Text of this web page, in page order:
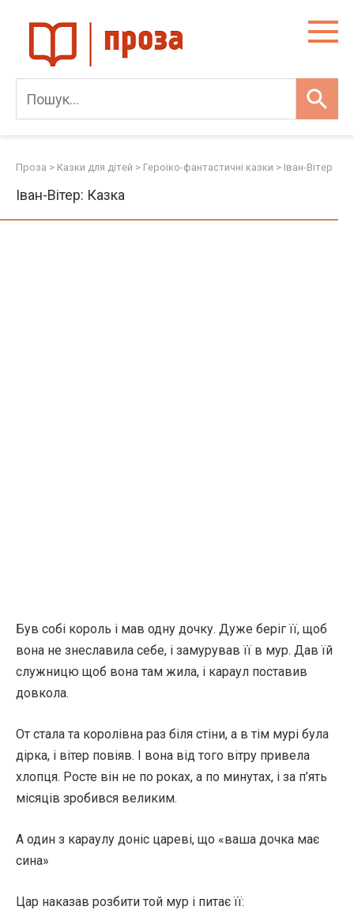
content
Проза > Казки для дітей > Героїко-фантастичні казки > Іван-Вітер
Іван-Вітер: Казка
Був собі король і мав одну дочку. Дуже беріг її, щоб
вона не знеславила себе, і замурував її в мур. Дав їй
служницю щоб вона там жила, і караул поставив
довкола.
От стала та королівна раз біля стіни, а в тім мурі була
дірка, і вітер повіяв. І вона від того вітру привела
хлопця. Росте він не по роках, а по минутах, і за п’ять
місяців зробився великим.
А один з караулу доніс цареві, що «ваша дочка має
сина»
Цар наказав розбити той мур і питає її: